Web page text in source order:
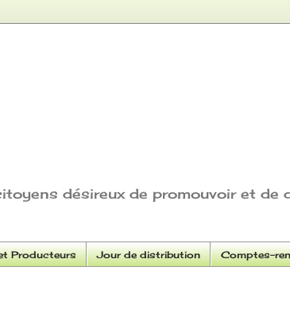
désireux de promouvoir et de
Producteurs Jour de distribution Comptes-